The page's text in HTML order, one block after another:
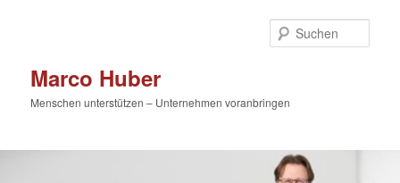
Marco Huber
Menschen unterstützen – Unternehmen voranbringen